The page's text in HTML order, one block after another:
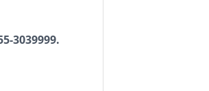
3039999.